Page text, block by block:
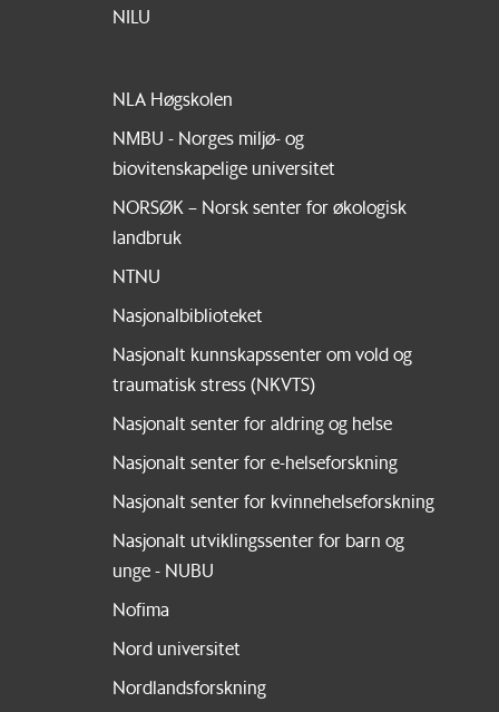
NILU
NLA Høgskolen
NMBU - Norges miljø- og
biovitenskapelige universitet
NORSØK – Norsk senter for økologisk
landbruk
NTNU
Nasjonalbiblioteket
Nasjonalt kunnskapssenter om vold og
traumatisk stress (NKVTS)
Nasjonalt senter for aldring og helse
Nasjonalt senter for e-helseforskning
Nasjonalt senter for kvinnehelseforskning
Nasjonalt utviklingssenter for barn og
unge - NUBU
Nofima
Nord universitet
Nordlandsforskning